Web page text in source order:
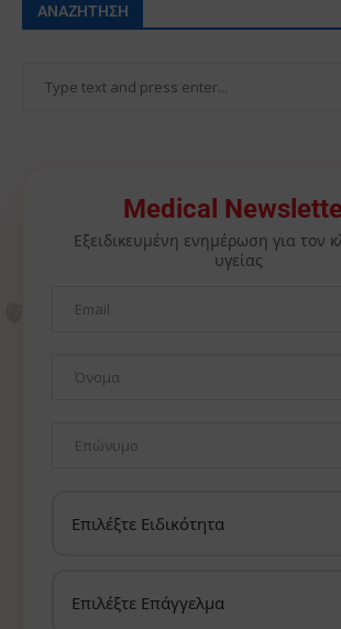
ΑΝΑΖΉΤΗΣΗ
Medical
Εξειδικευμένη ενημέρωση για τον
υγείας